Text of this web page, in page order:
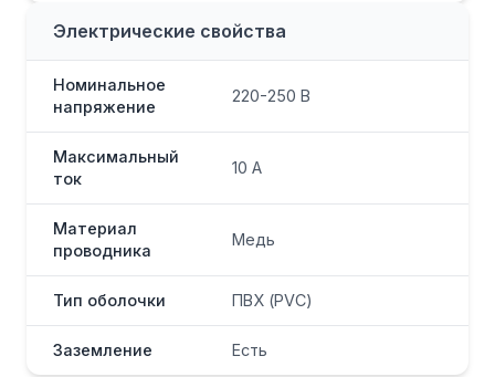
Электрические свойства
Номинальное
напряжение
220-250 В
Максимальный
ток
10 А
Материал
проводника
Медь
Тип оболочки ПВХ (PVC)
Заземление Есть